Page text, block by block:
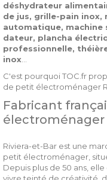
déshydrateur
de jus, grille-pain inox,
automatique, machine
dateur, plancha
professionnelle,
inox
C'est pourquoi TOC.fr
de petit électroménager
Fabricant
électroménager
Riviera-et-Bar est une
petit électroménager,
Depuis plus de 50 ans,